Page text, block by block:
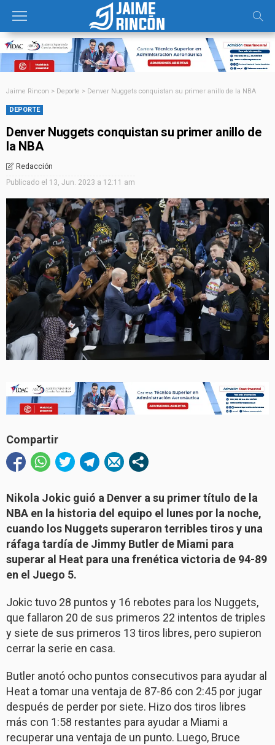
Jaime Rincon > Deporte > Denver Nuggets conquistan su primer anillo de la NBA
DEPORTE
Denver Nuggets conquistan su primer anillo de
la NBA
Redacción
Publicado el 13, Jun. 2023 a 12:11 am
Compartir
Nikola Jokic guió a Denver a su primer título de la
NBA en la historia del equipo el lunes por la noche,
cuando los Nuggets superaron terribles tiros y una
ráfaga tardía de Jimmy Butler de Miami para
superar al Heat para una frenética victoria de 94-89
en el Juego 5.
Jokic tuvo 28 puntos y 16 rebotes para los Nuggets,
que fallaron 20 de sus primeros 22 intentos de triples
y siete de sus primeros 13 tiros libres, pero supieron
cerrar la serie en casa.
Butler anotó ocho puntos consecutivos para ayudar al
Heat a tomar una ventaja de 87-86 con 2:45 por jugar
después de perder por siete. Hizo dos tiros libres
más con 1:58 restantes para ayudar a Miami a
recuperar una ventaja de un punto. Luego, Bruce